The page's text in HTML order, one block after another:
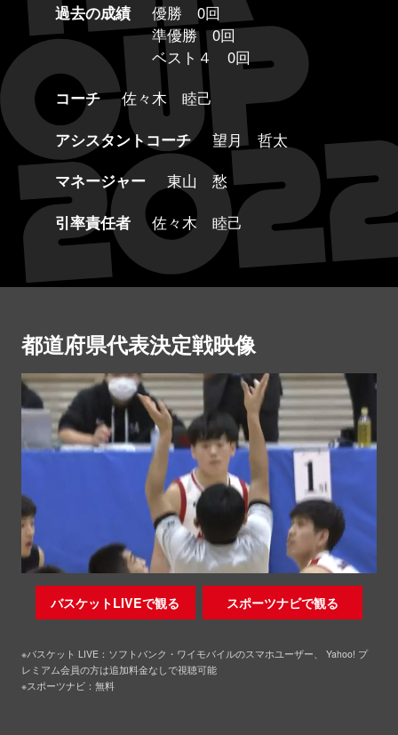
過去の成績
優勝 0回
準優勝 0回
ベスト４ 0回
コーチ
佐々木 睦己
アシスタントコーチ
望月 哲太
マネージャー
東山 愁
引率責任者
佐々木 睦己
都道府県代表決定戦映像
バスケットLIVEで観る スポーツナビで観る
※バスケット LIVE：ソフトバンク・ワイモバイルのスマホユーザー、 Yahoo! プ
レミアム会員の方は追加料金なしで視聴可能
※スポーツナビ：無料